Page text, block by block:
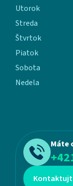
Utorok
Streda
Štvrtok
Piatok
Sobota
Nedela
Máte